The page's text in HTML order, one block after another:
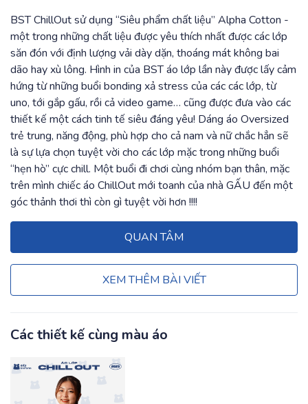
BST ChillOut sử dụng “Siêu phẩm chất liệu” Alpha Cotton -
một trong những chất liệu được yêu thích nhất được các lớp
săn đón với định lượng vải dày dặn, thoáng mát không bai
dão hay xù lông. Hình in của BST áo lớp lần này được lấy cảm
hứng từ những buổi bonding xả stress của các các lớp, từ
uno, tới gắp gấu, rồi cả video game… cũng được đưa vào các
thiết kế một cách tinh tế siêu đáng yêu! Dáng áo Oversized
trẻ trung, năng động, phù hợp cho cả nam và nữ chắc hẳn sẽ
là sự lựa chọn tuyệt vời cho các lớp mặc trong những buổi
“hẹn hò” cực chill. Một buổi đi chơi cùng nhóm bạn thân, mặc
trên mình chiếc áo ChillOut mới toanh của nhà GẤU đến một
góc thảnh thơi thì còn gì tuyệt vời hơn !!!!
QUAN TÂM
XEM THÊM BÀI VIẾT
Các thiết kế cùng màu áo